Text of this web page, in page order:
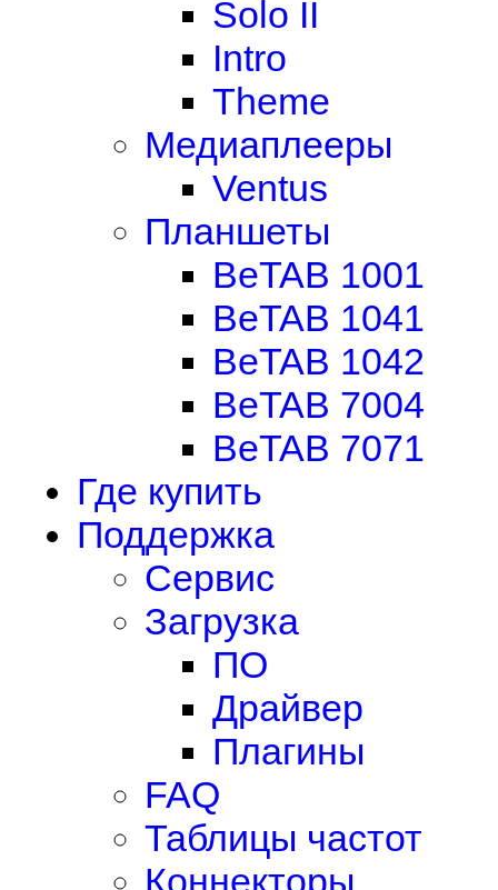
Solo II
Intro
Theme
Медиаплееры
Ventus
Планшеты
BeTAB 1001
BeTAB 1041
BeTAB 1042
BeTAB 7004
BeTAB 7071
Где купить
Поддержка
Сервис
Загрузка
ПО
Драйвер
Плагины
FAQ
Таблицы частот
Коннекторы